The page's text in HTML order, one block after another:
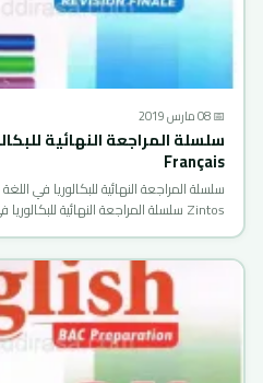
📅 08 مارس 2019
سلسلة المراجعة النهائية
Français
Zintos سلسلة المراجعة النهائية للبكالوريا في…